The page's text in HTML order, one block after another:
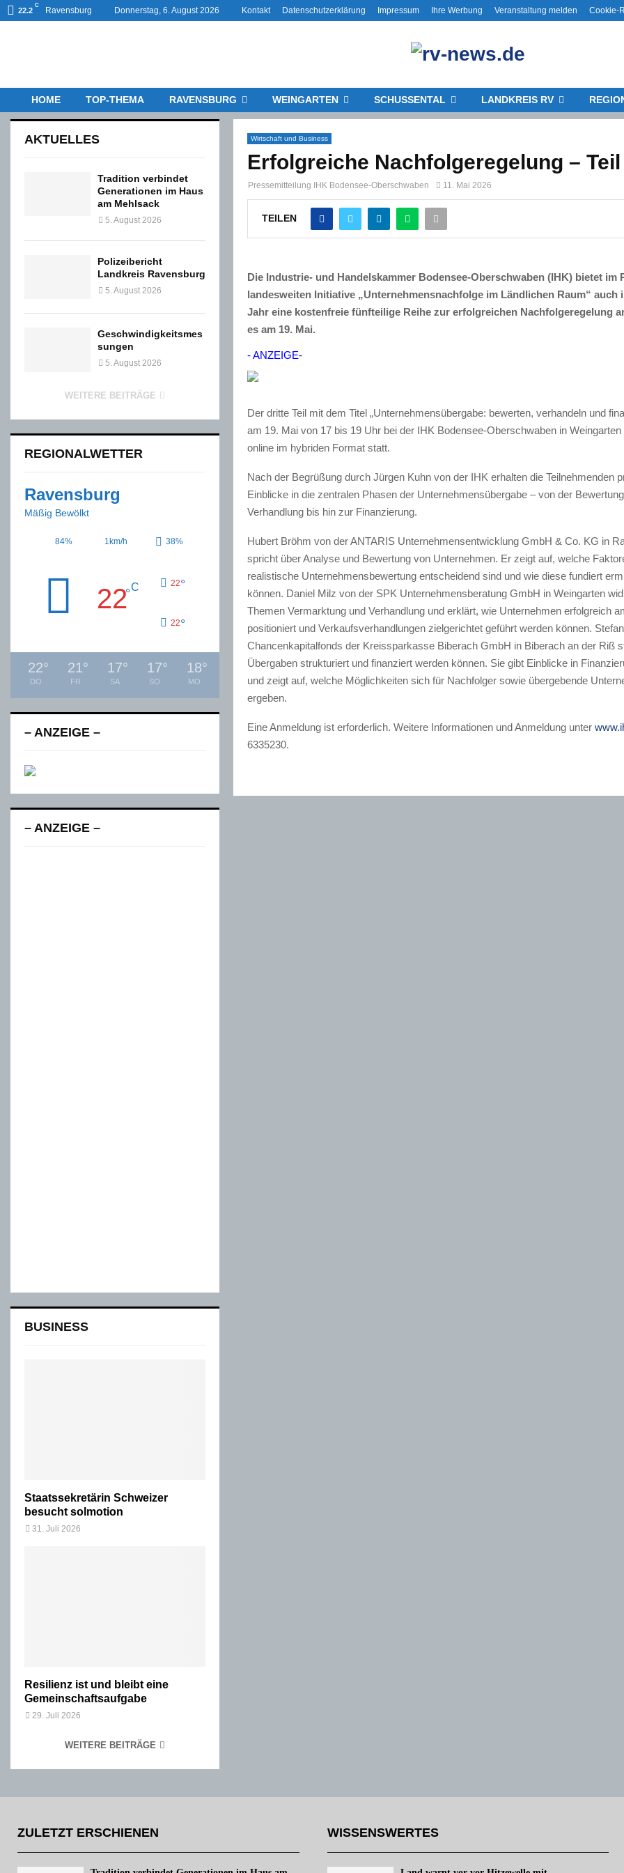
22.2
C
Ravensburg Donnerstag, 6. August 2026 Kontakt Datenschutzerklärung Impressum Ihre Werbung Veranstaltung melden Cookie-
HOME TOP-THEMA RAVENSBURG WEINGARTEN SCHUSSENTAL LANDKREIS RV
Wirtschaft und Business
Erfolgreiche Nachfolgeregelung – Teil
Pressemitteilung IHK Bodensee-Oberschwaben 11. Mai 2026
TEILEN
Die Industrie- und Handelskammer Bodensee-Oberschwaben (IHK) bietet im
landesweiten Initiative „Unternehmensnachfolge im Ländlichen Raum“ auch
Jahr eine kostenfreie fünfteilige Reihe zur erfolgreichen Nachfolgeregelung
es am 19. Mai.
- ANZEIGE-
Der dritte Teil mit dem Titel „Unternehmensübergabe: bewerten, verhandeln und
am 19. Mai von 17 bis 19 Uhr bei der IHK Bodensee-Oberschwaben in Weingarten
online im hybriden Format statt.
Nach der Begrüßung durch Jürgen Kuhn von der IHK erhalten die Teilnehmenden
Einblicke in die zentralen Phasen der Unternehmensübergabe – von der
Verhandlung bis hin zur Finanzierung.
Hubert Bröhm von der ANTARIS Unternehmensentwicklung GmbH & Co. KG in
spricht über Analyse und Bewertung von Unternehmen. Er zeigt auf, welche
realistische Unternehmensbewertung entscheidend sind und wie diese fundiert
können. Daniel Milz von der SPK Unternehmensberatung GmbH in Weingarten
Themen Vermarktung und Verhandlung und erklärt, wie Unternehmen erfolgreich
positioniert und Verkaufsverhandlungen zielgerichtet geführt werden können.
Chancenkapitalfonds der Kreissparkasse Biberach GmbH in Biberach an der Riß
Übergaben strukturiert und finanziert werden können. Sie gibt Einblicke in
und zeigt auf, welche Möglichkeiten sich für Nachfolger sowie übergebende
ergeben.
Eine Anmeldung ist erforderlich. Weitere Informationen und Anmeldung unter
6335230.
AKTUELLES
Tradition verbindet
Generationen im Haus
am Mehlsack
5. August 2026
Polizeibericht
Landkreis Ravensburg
5. August 2026
Geschwindigkeitsmes
sungen
5. August 2026
WEITERE BEITRÄGE
REGIONALWETTER
Ravensburg
Mäßig Bewölkt
84% 1km/h 38%
22°C 22°
22°
22°
DO
21°
FR
17°
SA
17°
SO
18°
MO
– ANZEIGE –
– ANZEIGE –
BUSINESS
Staatssekretärin Schweizer
besucht solmotion
31. Juli 2026
Resilienz ist und bleibt eine
Gemeinschaftsaufgabe
29. Juli 2026
WEITERE BEITRÄGE
ZULETZT ERSCHIENEN WISSENSWERTES